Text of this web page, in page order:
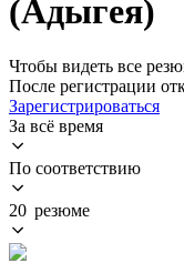
(Адыгея)
Чтобы видеть все
После регистрации
Зарегистрироваться
За всё время
По соответствию
20 резюме